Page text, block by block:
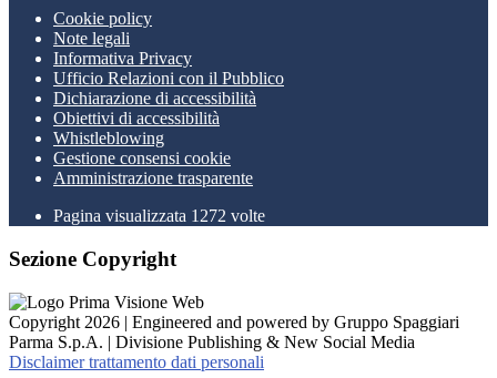
Cookie policy
Note legali
Informativa Privacy
Ufficio Relazioni con il Pubblico
Dichiarazione di accessibilità
Obiettivi di accessibilità
Whistleblowing
Gestione consensi cookie
Amministrazione trasparente
Pagina visualizzata 1272 volte
Sezione Copyright
Copyright 2026 | Engineered and powered by Gruppo Spaggiari
Parma S.p.A. | Divisione Publishing & New Social Media
Disclaimer trattamento dati personali